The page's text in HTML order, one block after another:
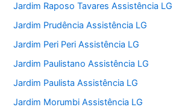
Jardim Raposo Tavares Assistência LG
Jardim Prudência Assistência LG
Jardim Peri Peri Assistência LG
Jardim Paulistano Assistência LG
Jardim Paulista Assistência LG
Jardim Morumbi Assistência LG